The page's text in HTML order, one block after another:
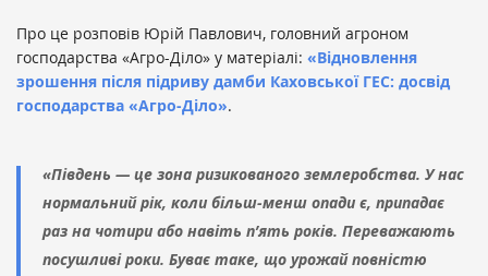
Про це розповів Юрій Павлович, головний агроном
господарства «Агро-Діло» у матеріалі: «Відновлення
зрошення після підриву дамби Каховської ГЕС: досвід
господарства «Агро-Діло».
«Південь — це зона ризикованого землеробства. У нас
нормальний рік, коли більш-менш опади є, припадає
раз на чотири або навіть п’ять років. Переважають
посушливі роки. Буває таке, що урожай повністю